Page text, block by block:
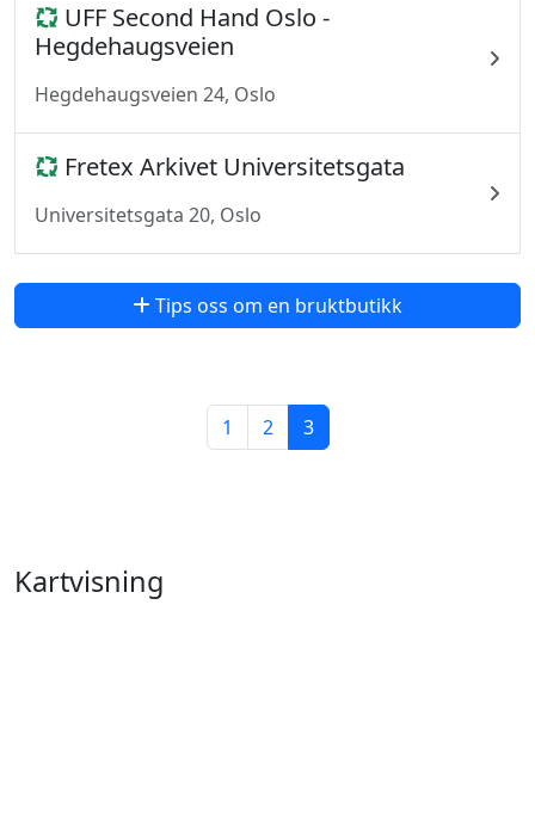
UFF Second Hand Oslo -
Hegdehaugsveien
Hegdehaugsveien 24, Oslo
Fretex Arkivet Universitetsgata
Universitetsgata 20, Oslo
Tips oss om en bruktbutikk
1 2 3
Kartvisning